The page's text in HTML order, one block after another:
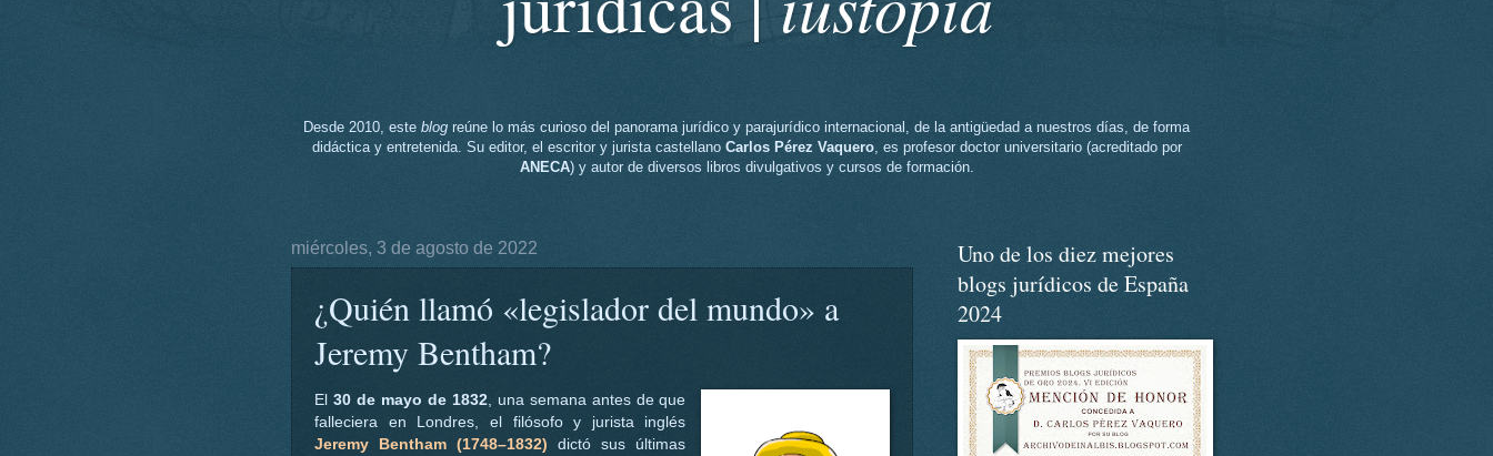
Desde 2010, este blog reúne lo más curioso del panorama jurídico y parajurídico internacional, de la antigüedad a nuestros días, de forma
didáctica y entretenida. Su editor, el escritor y jurista castellano Carlos Pérez Vaquero, es profesor doctor universitario (acreditado por
ANECA) y autor de diversos libros divulgativos y cursos de formación.
miércoles, 3 de agosto de 2022
¿Quién llamó «legislador del mundo» a
Jeremy Bentham?
El 30 de mayo de 1832, una semana antes de que
falleciera en Londres, el filósofo y jurista inglés
Jeremy Bentham (1748–1832) dictó sus últimas
Uno de los diez mejores
blogs jurídicos de España
2024